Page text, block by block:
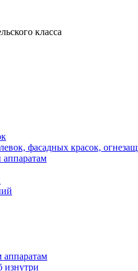
класса
фасадных красок,
изнутри